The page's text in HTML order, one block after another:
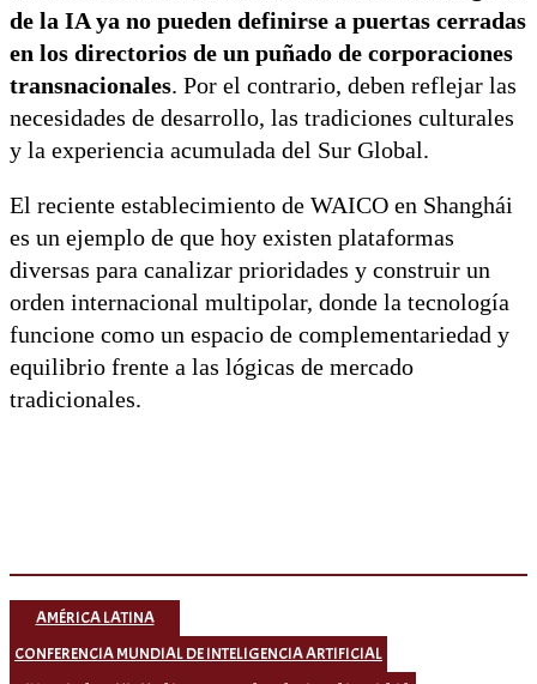
de la IA ya no pueden definirse a puertas cerradas
en los directorios de un puñado de corporaciones
transnacionales. Por el contrario, deben reflejar las
necesidades de desarrollo, las tradiciones culturales
y la experiencia acumulada del Sur Global.
El reciente establecimiento de WAICO en Shanghái
es un ejemplo de que hoy existen plataformas
diversas para canalizar prioridades y construir un
orden internacional multipolar, donde la tecnología
funcione como un espacio de complementariedad y
equilibrio frente a las lógicas de mercado
tradicionales.
AMÉRICA LATINA
CONFERENCIA MUNDIAL DE INTELIGENCIA ARTIFICIAL